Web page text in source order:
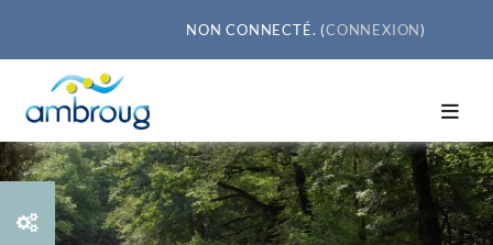
NON CONNECTÉ. (CONNEXION)